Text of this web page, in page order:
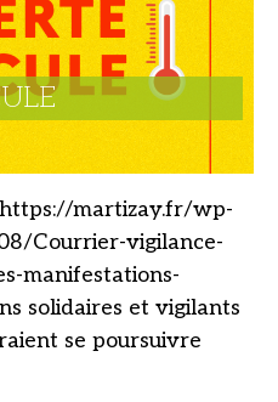
martizay.fr/wp-
Courrier-vigilance-
manifestations-
solidaires et vigilants
se poursuivre